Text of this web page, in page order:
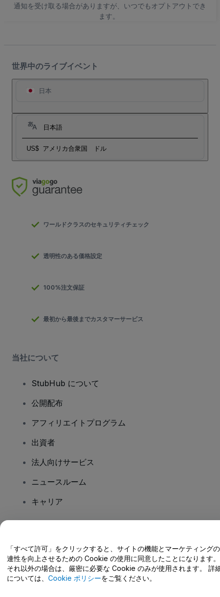
通知を受け取る場合がありますが、いつでもオプトアウトでき
ます。
世界中のライブイベント
日本
日本語
US$ アメリカ合衆国 ドル
ワールドクラスのセキュリティチェック
透明性のある価格設定
100%注文保証
最初から最後までカスタマーサービス
当社について
StubHub について
公開配布
アフィリエイトプログラム
出資者
法人向けサービス
ニュースルーム
キャリア
ヘルプセンター / こちらまでご連絡下さい
「すべて許可」をクリックすると、サイトの機能とマーケティング
連性を向上させるための Cookie の使用に同意したことになります。
それ以外の場合は、厳密に必要な Cookie のみが使用されます。 詳
については、 Cookie ポリシーをご覧ください。